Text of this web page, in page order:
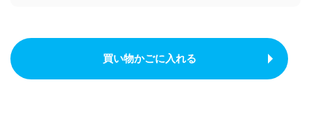
買い物かごに入れる